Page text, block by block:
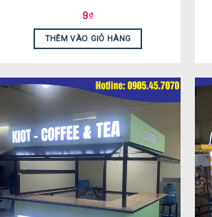
9₫
THÊM VÀO GIỎ HÀNG